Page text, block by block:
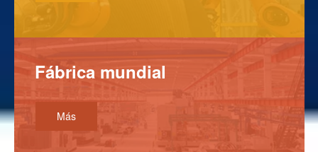
Fábrica mundial
Más